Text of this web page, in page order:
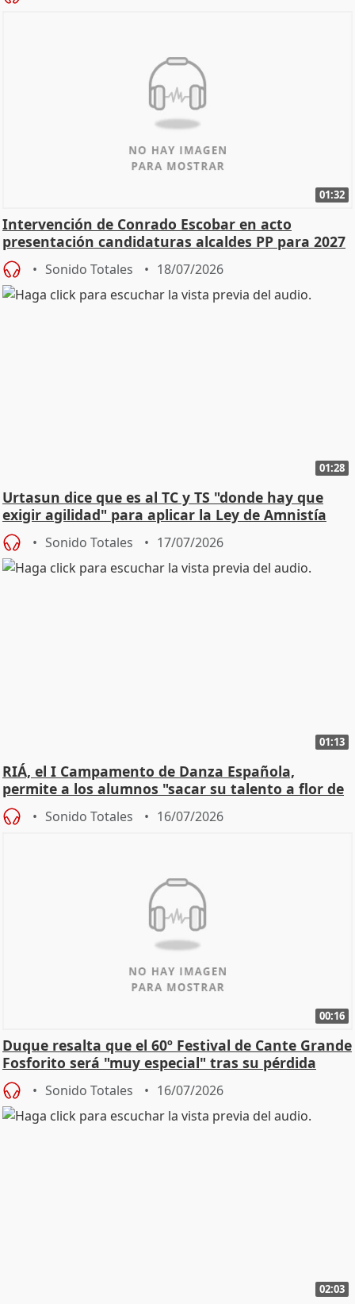
01:32
Intervención de Conrado Escobar en acto
presentación candidaturas alcaldes PP para 2027
Sonido Totales 18/07/2026
01:28
Urtasun dice que es al TC y TS "donde hay que
exigir agilidad" para aplicar la Ley de Amnistía
Sonido Totales 17/07/2026
01:13
RIÁ, el I Campamento de Danza Española,
permite a los alumnos "sacar su talento a flor de
piel"
Sonido Totales 16/07/2026
00:16
Duque resalta que el 60º Festival de Cante Grande
Fosforito será "muy especial" tras su pérdida
Sonido Totales 16/07/2026
02:03